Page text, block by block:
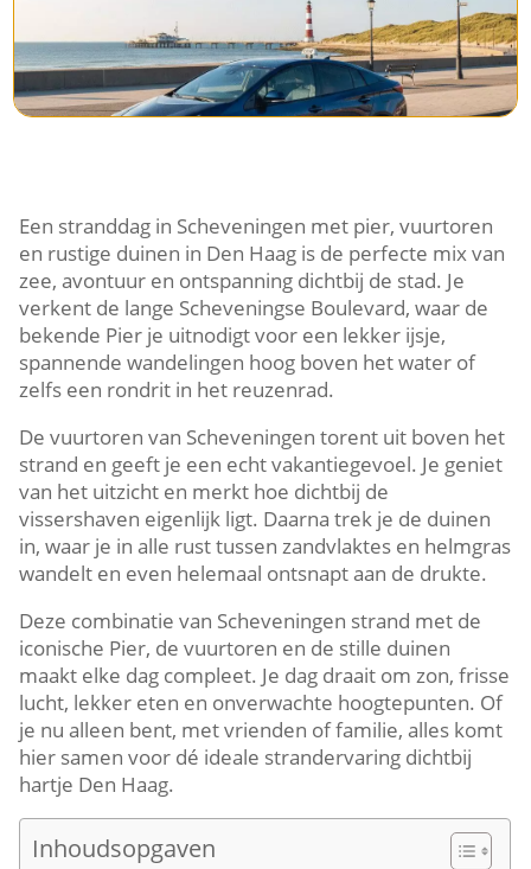
Een stranddag in Scheveningen met pier, vuurtoren
en rustige duinen in Den Haag is de perfecte mix van
zee, avontuur en ontspanning dichtbij de stad.​ Je
verkent de lange Scheveningse Boulevard, waar de
bekende Pier je uitnodigt voor een lekker ijsje,
spannende wandelingen hoog boven het water of
zelfs een rondrit in het reuzenrad.​
De vuurtoren van Scheveningen torent uit boven het
strand en geeft je een echt vakantiegevoel.​ Je geniet
van het uitzicht en merkt hoe dichtbij de
vissershaven eigenlijk ligt.​ Daarna trek je de duinen
in, waar je in alle rust tussen zandvlaktes en helmgras
wandelt en even helemaal ontsnapt aan de drukte.​
Deze combinatie van Scheveningen strand met de
iconische Pier, de vuurtoren en de stille duinen
maakt elke dag compleet.​ Je dag draait om zon, frisse
lucht, lekker eten en onverwachte hoogtepunten.​ Of
je nu alleen bent, met vrienden of familie, alles komt
hier samen voor dé ideale strandervaring dichtbij
hartje Den Haag.​
Inhoudsopgaven